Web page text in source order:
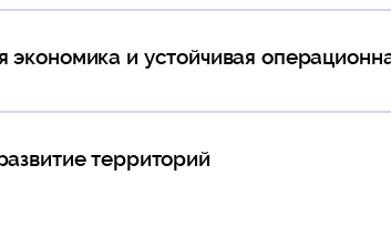
экономика и устойчивая
территорий